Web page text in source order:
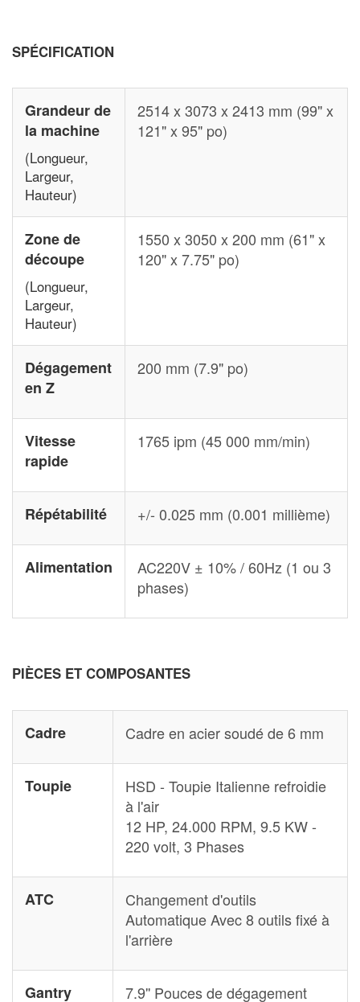
SPÉCIFICATION
Grandeur de
la machine
(Longueur,
Largeur,
Hauteur)
2514 x 3073 x 2413 mm (99" x
121" x 95" po)
Zone de
découpe
(Longueur,
Largeur,
Hauteur)
1550 x 3050 x 200 mm (61" x
120" x 7.75" po)
Dégagement
en Z
200 mm (7.9" po)
Vitesse
rapide
1765 ipm (45 000 mm/min)
Répétabilité +/- 0.025 mm (0.001 millième)
Alimentation
AC220V ± 10% / 60Hz (1 ou 3
phases)
PIÈCES ET COMPOSANTES
Cadre Cadre en acier soudé de 6 mm
Toupie
HSD - Toupie Italienne refroidie
à l'air
12 HP, 24.000 RPM, 9.5 KW -
220 volt, 3 Phases
ATC
Changement d'outils
Automatique Avec 8 outils fixé à
l'arrière
Gantry 7.9'' Pouces de dégagement